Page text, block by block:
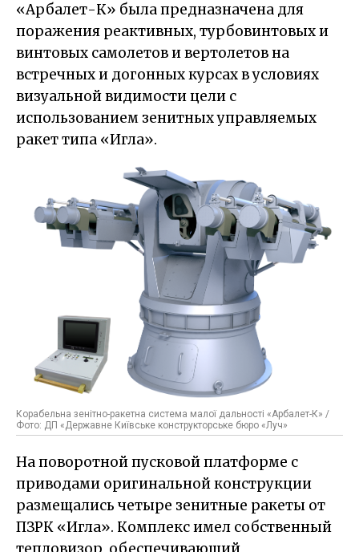
«Арбалет-К» была предназначена для
поражения реактивных, турбовинтовых и
винтовых самолетов и вертолетов на
встречных и догонных курсах в условиях
визуальной видимости цели с
использованием зенитных управляемых
ракет типа «Игла».
Корабельна зенітно-ракетна система малої дальності «Арбалет-К» /
Фото: ДП «Державне Київське конструкторське бюро «Луч»
На поворотной пусковой платформе с
приводами оригинальной конструкции
размещались четыре зенитные ракеты от
ПЗРК «Игла». Комплекс имел собственный